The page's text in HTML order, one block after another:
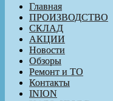
Главная
ПРОИЗВОДСТВО
СКЛАД
АКЦИИ
Новости
Обзоры
Ремонт и ТО
Контакты
INION